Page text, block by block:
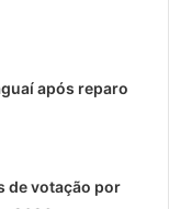
após reparo
de votação por